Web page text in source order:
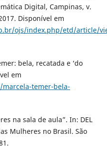
Digital, Campinas, v.
Disponível em
ojs/index.php/etd/article/
bela, recatada e ‘do
em
temer-bela-
na sala de aula”. In: DEL
Mulheres no Brasil. São